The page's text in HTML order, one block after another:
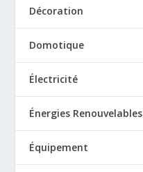
Décoration
Domotique
Électricité
Énergies Renouvelables
Équipement